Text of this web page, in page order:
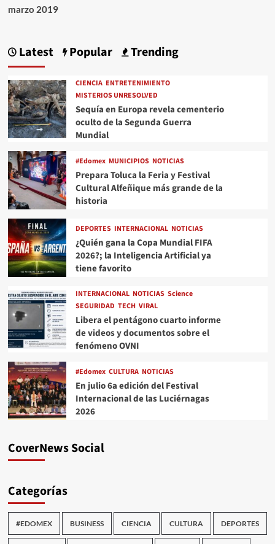
marzo 2019
Latest Popular Trending
CIENCIA ENTRETENIMIENTO
MISTERIOS UNRESOLVED
Sequía en Europa revela cementerio
oculto de la Segunda Guerra
Mundial
#Edomex MUNICIPIOS NOTICIAS
Prepara Toluca la Feria y Festival
Cultural Alfeñique más grande de la
historia
DEPORTES INTERNACIONAL NOTICIAS
¿Quién gana la Copa Mundial FIFA
2026?; la Inteligencia Artificial ya
tiene favorito
INTERNACIONAL NOTICIAS Science
SEGURIDAD TECH VIRAL
Libera el pentágono cuarto informe
de videos y documentos sobre el
fenómeno OVNI
#Edomex CULTURA NOTICIAS
En julio 6a edición del Festival
Internacional de las Luciérnagas
2026
CoverNews Social
Categorías
#EDOMEX BUSINESS CIENCIA CULTURA DEPORTES